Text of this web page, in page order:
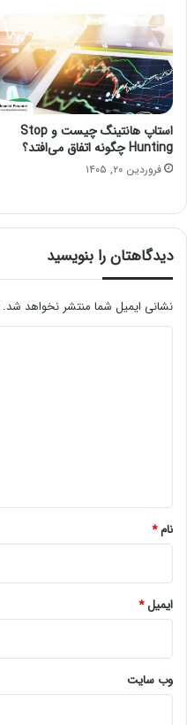
استاپ هانتینگ چیست و Stop
Hunting چگونه اتفاق می‌افتد؟
فروردین ۲۰, ۱۴۰۵
دیدگاهتان را بنویسید
نشانی ایمیل شما منتشر نخواهد شد.
نام*
ایمیل*
وب‌ سایت